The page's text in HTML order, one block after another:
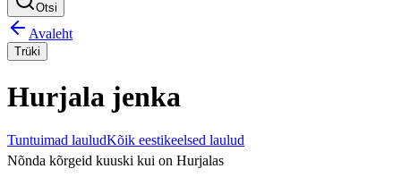
Otsi
Avaleht
Trüki
Hurjala jenka
Tuntuimad lauludKõik eestikeelsed laulud
Nõnda kõrgeid kuuski kui on Hurjalas